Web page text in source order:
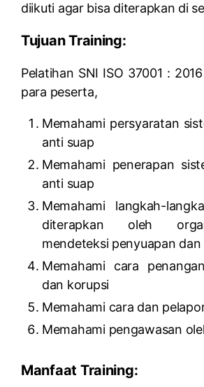
diikuti agar bisa diterapkan di
Tujuan Training:
Pelatihan SNI ISO 37001 :
para peserta,
Memahami persyaratan
anti suap
Memahami penerapan
anti suap
Memahami langkah-
diterapkan oleh
mendeteksi penyuapan
Memahami cara
dan korupsi
Memahami cara dan
Memahami pengawasan
Manfaat Training: